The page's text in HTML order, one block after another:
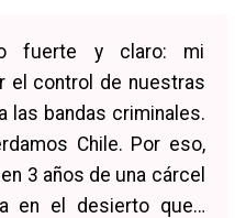
fuerte y claro: mi
el control de nuestras
las bandas criminales.
Chile. Por eso,
3 años de una cárcel
en el desierto que…